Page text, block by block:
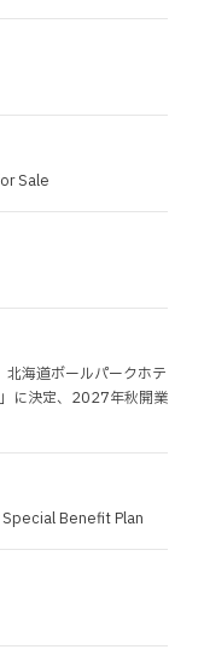
Sale
北海道ボールパークホテ
に決定、2027年秋開業
Benefit Plan